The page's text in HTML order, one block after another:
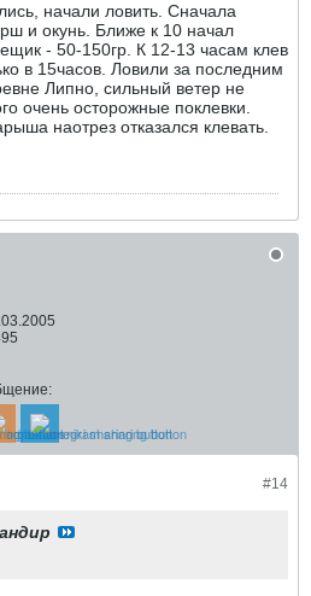
начали ловить. Сначала
и окунь. Ближе к 10 начал
- 50-150гр. К 12-13 часам клев
в 15часов. Ловили за последним
Липно, сильный ветер не
очень осторожные поклевки.
наотрез отказался клевать.
#14